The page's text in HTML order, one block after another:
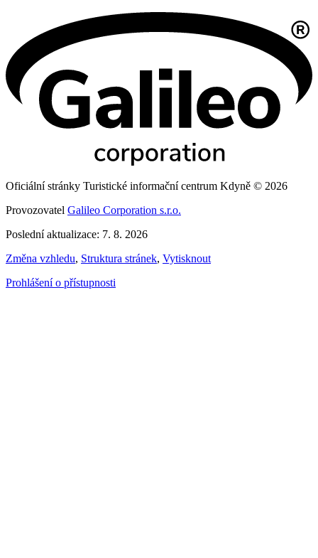
Oficiální stránky Turistické informační centrum Kdyně © 2026
Provozovatel Galileo Corporation s.r.o.
Poslední aktualizace: 7. 8. 2026
Změna vzhledu, Struktura stránek, Vytisknout
Prohlášení o přístupnosti